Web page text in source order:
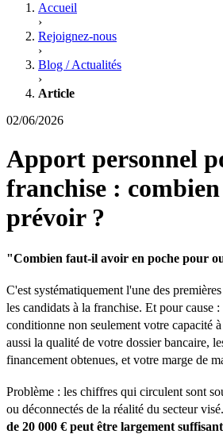
Accueil
›
Rejoignez-nous
›
Blog / Actualités
›
Article
02/06/2026
Apport personnel
franchise :
prévoir ?
"Combien faut-il avoir en poche pour
C'est systématiquement l'une des
les candidats à la franchise. Et pour cause
conditionne non seulement votre capacité
aussi la qualité de votre dossier bancaire,
financement obtenues, et votre marge de
Problème : les chiffres qui circulent sont
ou déconnectés de la réalité du secteur visé.
de 20 000 € peut être largement suffisant